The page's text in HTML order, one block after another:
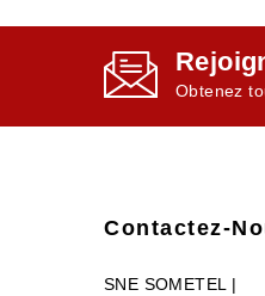
Obtenez
Contactez-
SNE SOMETEL |